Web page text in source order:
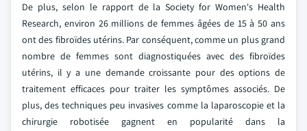
De plus, selon le rapport de la Society for Women's Health
Research, environ 26 millions de femmes âgées de 15 à 50 ans
ont des fibroïdes utérins. Par conséquent, comme un plus grand
nombre de femmes sont diagnostiquées avec des fibroïdes
utérins, il y a une demande croissante pour des options de
traitement efficaces pour traiter les symptômes associés. De
plus, des techniques peu invasives comme la laparoscopie et la
chirurgie robotisée gagnent en popularité dans la